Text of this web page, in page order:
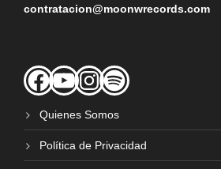
contratacion@moonwrecords.com
Facebook
YouTubeInstagram
Spotify
Quienes Somos
Política de Privacidad